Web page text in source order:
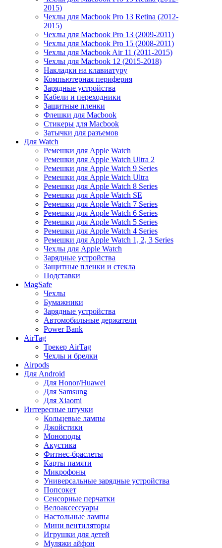
2015)
Чехлы для Macbook Pro 13 Retina (2012-
2015)
Чехлы для Macbook Pro 13 (2009-2011)
Чехлы для Macbook Pro 15 (2008-2011)
Чехлы для Macbook Air 11 (2011-2015)
Чехлы для Macbook 12 (2015-2018)
Накладки на клавиатуру
Компьютерная периферия
Зарядные устройства
Кабели и переходники
Защитные пленки
Флешки для Macbook
Стикеры для Macbook
Затычки для разъемов
Для Watch
Ремешки для Apple Watch
Ремешки для Apple Watch Ultra 2
Ремешки для Apple Watch 9 Series
Ремешки для Apple Watch Ultra
Ремешки для Apple Watch 8 Series
Ремешки для Apple Watch SE
Ремешки для Apple Watch 7 Series
Ремешки для Apple Watch 6 Series
Ремешки для Apple Watch 5 Series
Ремешки для Apple Watch 4 Series
Ремешки для Apple Watch 1, 2, 3 Series
Чехлы для Apple Watch
Зарядные устройства
Защитные пленки и стекла
Подставки
MagSafe
Чехлы
Бумажники
Зарядные устройства
Автомобильные держатели
Power Bank
AirTag
Трекер AirTag
Чехлы и брелки
Airpods
Для Android
Для Honor/Huawei
Для Samsung
Для Xiaomi
Интересные штучки
Кольцевые лампы
Джойстики
Моноподы
Акустика
Фитнес-браслеты
Карты памяти
Микрофоны
Универсальные зарядные устройства
Попсокет
Сенсорные перчатки
Велоаксессуары
Настольные лампы
Мини вентиляторы
Игрушки для детей
Муляжи айфон